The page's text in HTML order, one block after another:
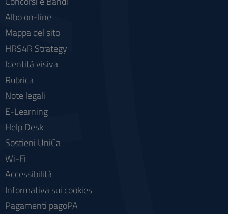
Albo on-line
Mappa del sito
HRS4R Strategy
Identità visiva
Rubrica
Note legali
E-Learning
Help Desk
Sostieni UniCa
Wi-Fi
Accessibilità
Informativa sui cookies
Pagamenti pagoPA